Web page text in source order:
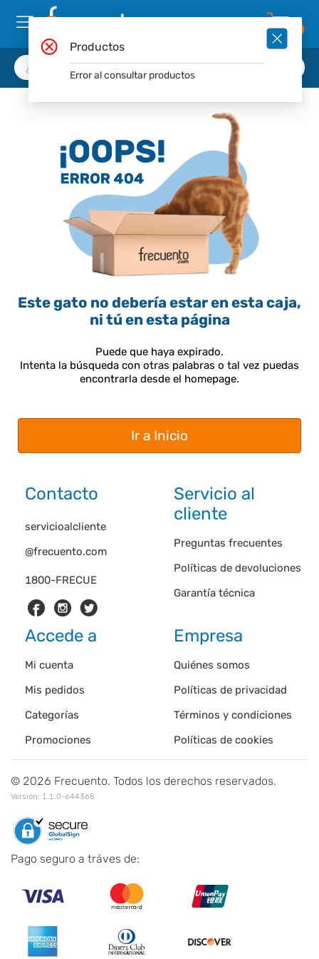
Este gato no debería estar en esta caja,
ni tú en esta página
Puede que haya expirado.
Intenta la búsqueda con otras palabras o tal vez puedas
encontrarla desde el homepage.
Ir a Inicio
Contacto
1800-FRECUE
servicioalcliente
@frecuento.com
Servicio al
cliente
Preguntas frecuentes
Políticas de devoluciones
Garantía técnica
Accede a
Mi cuenta
Mis pedidos
Categorías
Promociones
Empresa
Quiénes somos
Políticas de privacidad
Términos y condiciones
Políticas de cookies
© 2026 Frecuento. Todos los derechos reservados.
Versión: 1.1.0-644368
Pago seguro a tráves de:
Productos
Error al consultar productos